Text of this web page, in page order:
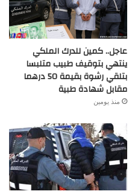
عاجل.. كمين للدرك الملكي
ينتهي بتوقيف طبيب متلبسا
بتلقي رشوة بقيمة 50 درهما
مقابل شهادة طبية
منذ يومين